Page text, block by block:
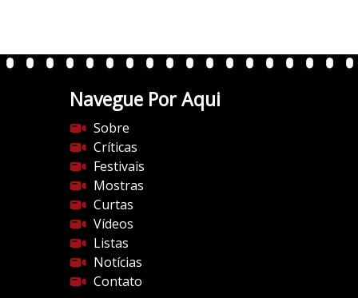
p
c
m
/
v
e
r
t
e
n
t
Navegue Por Aqui
Sobre
Críticas
Festivais
Mostras
Curtas
Vídeos
Listas
Notícias
Contato